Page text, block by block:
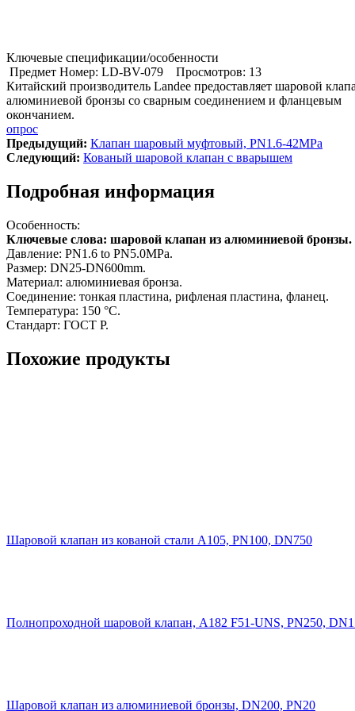
Ключевые спецификации/особенности
Предмет Номер: LD-BV-079
Просмотров: 13
Китайский производитель Landee предоставляет шаровой
алюминиевой бронзы со сварным соединением и фланцевым
окончанием.
опрос
Предыдущий: Клапан шаровый муфтовый, PN1.6-42MPa
Cледующий: Кованый шаровой клапан с вварышем
Подробная информация
Особенность:
Ключевые слова: шаровой клапан из алюминиевой бронзы.
Давление: PN1.6 to PN5.0MPa.
Размер: DN25-DN600mm.
Материал: алюминиевая бронза.
Соединение: тонкая пластина, рифленая пластина, фланец.
Температура: 150 °C.
Стандарт: ГОСТ Р.
Похожие продукты
Шаровой клапан из кованой стали A105, PN100, DN750
Полнопроходной шаровой клапан, A182 F51-UNS, PN250,
Шаровой клапан из алюминиевой бронзы, DN200, PN20